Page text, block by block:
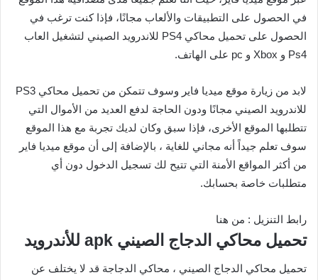
في الحصول على التطبيقات والألعاب مجانًا، فإذا كنت ترغب في
الحصول على تحميل محاكي PS4 للاندرويد الصيني لتشغيل العاب
Ps4 و Xbox و pc على الهاتف.
لابد من زيارة موقع ميديا فاير وسوف تتمكن من تحميل محاكي PS3
للاندرويد الصيني مجانًا ودون الحاجة لدفع العديد من الأموال التي
تتطلبها الموقع الأخرى، فإذا سبق وكان لديك تجربة مع هذا الموقع
سوف تعلم جيداً أنه مجاني للغاية ، بالإضافة إلى أن موقع ميديا فاير
من أكثر المواقع الأمنة التي تتيح لك تسجيل الدخول دون أي
متطلبات خاصة بحسابك.
رابط التنزيل : من هنا
تحميل محاكي الدجاج الصيني apk للأندرويد
تحميل محاكي الدجاج الصيني ، محاكي الدجاجة قد لا يختلف عن